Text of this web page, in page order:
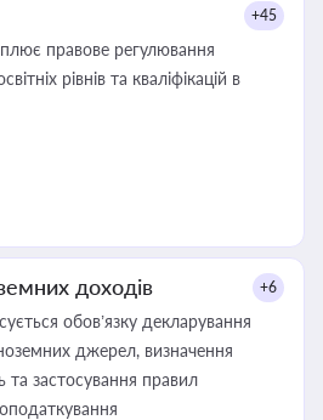
+45
правове регулювання
рівнів та кваліфікацій в
доходів +6
обов’язку декларування
джерел, визначення
та застосування правил